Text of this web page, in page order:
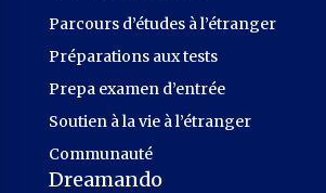
Parcours d’études à l’étranger
Préparations aux tests
Prepa examen d’entrée
Soutien à la vie à l’étranger
Communauté
Dreamando